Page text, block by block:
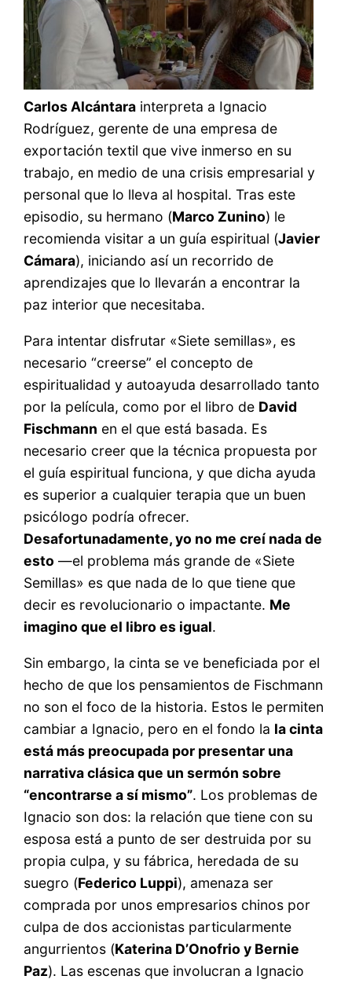
Carlos Alcántara interpreta a Ignacio
Rodríguez, gerente de una empresa de
exportación textil que vive inmerso en su
trabajo, en medio de una crisis empresarial y
personal que lo lleva al hospital. Tras este
episodio, su hermano (Marco Zunino) le
recomienda visitar a un guía espiritual (Javier
Cámara), iniciando así un recorrido de
aprendizajes que lo llevarán a encontrar la
paz interior que necesitaba.
Para intentar disfrutar «Siete semillas», es
necesario “creerse” el concepto de
espiritualidad y autoayuda desarrollado tanto
por la película, como por el libro de David
Fischmann en el que está basada. Es
necesario creer que la técnica propuesta por
el guía espiritual funciona, y que dicha ayuda
es superior a cualquier terapia que un buen
psicólogo podría ofrecer.
Desafortunadamente, yo no me creí nada de
esto —el problema más grande de «Siete
Semillas» es que nada de lo que tiene que
decir es revolucionario o impactante. Me
imagino que el libro es igual.
Sin embargo, la cinta se ve beneficiada por el
hecho de que los pensamientos de Fischmann
no son el foco de la historia. Estos le permiten
cambiar a Ignacio, pero en el fondo la la cinta
está más preocupada por presentar una
narrativa clásica que un sermón sobre
“encontrarse a sí mismo”. Los problemas de
Ignacio son dos: la relación que tiene con su
esposa está a punto de ser destruida por su
propia culpa, y su fábrica, heredada de su
suegro (Federico Luppi), amenaza ser
comprada por unos empresarios chinos por
culpa de dos accionistas particularmente
angurrientos (Katerina D’Onofrio y Bernie
Paz). Las escenas que involucran a Ignacio